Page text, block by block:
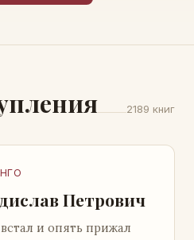
2189 книг
Петрович
и опять прижал